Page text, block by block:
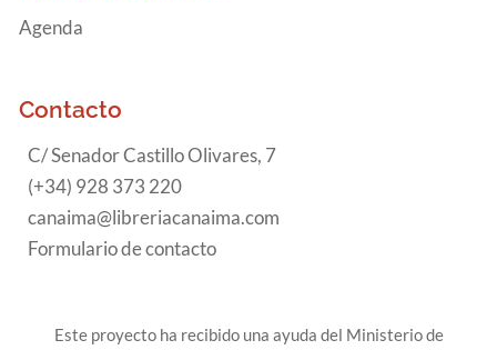
Agenda
Contacto
C/ Senador Castillo Olivares, 7
(+34) 928 373 220
canaima@libreriacanaima.com
Formulario de contacto
Este proyecto ha recibido una ayuda del Ministerio de